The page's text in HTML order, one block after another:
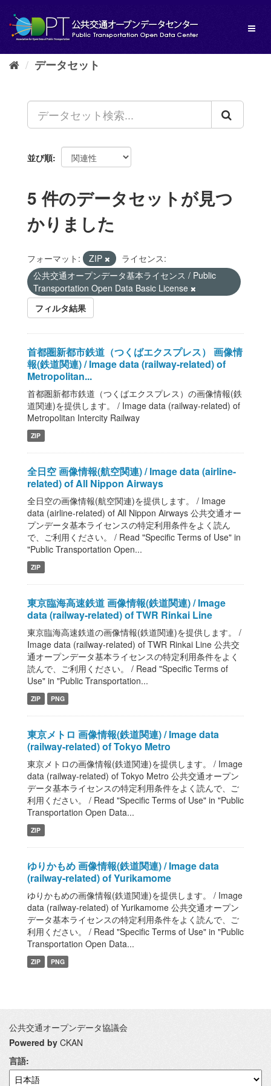
し
データセット
並び順
5 件のデータセットが見つ
かりました
フォーマット: ZIP
ライセンス:
公共交通オープンデータ基本ライセンス / Public
Transportation Open Data Basic License
フィルタ結果
首都圏新都市鉄道（つくばエクスプレス） 画像情
報(鉄道関連) / Image data (railway-related) of
Metropolitan...
首都圏新都市鉄道（つくばエクスプレス）の画像情報(鉄
道関連)を提供します。 / Image data (railway-related) of
Metropolitan Intercity Railway
ZIP
全日空 画像情報(航空関連) / Image data (airline-
related) of All Nippon Airways
全日空の画像情報(航空関連)を提供します。 / Image
data (airline-related) of All Nippon Airways 公共交通オー
プンデータ基本ライセンスの特定利用条件をよく読ん
で、ご利用ください。 / Read "Specific Terms of Use" in
"Public Transportation Open...
ZIP
東京臨海高速鉄道 画像情報(鉄道関連) / Image
data (railway-related) of TWR Rinkai Line
東京臨海高速鉄道の画像情報(鉄道関連)を提供します。 /
Image data (railway-related) of TWR Rinkai Line 公共交
通オープンデータ基本ライセンスの特定利用条件をよく
読んで、ご利用ください。 / Read "Specific Terms of
Use" in "Public Transportation...
ZIP PNG
東京メトロ 画像情報(鉄道関連) / Image data
(railway-related) of Tokyo Metro
東京メトロの画像情報(鉄道関連)を提供します。 / Image
data (railway-related) of Tokyo Metro 公共交通オープン
データ基本ライセンスの特定利用条件をよく読んで、ご
利用ください。 / Read "Specific Terms of Use" in "Public
Transportation Open Data...
ZIP
ゆりかもめ 画像情報(鉄道関連) / Image data
(railway-related) of Yurikamome
ゆりかもめの画像情報(鉄道関連)を提供します。 / Image
data (railway-related) of Yurikamome 公共交通オープン
データ基本ライセンスの特定利用条件をよく読んで、ご
利用ください。 / Read "Specific Terms of Use" in "Public
Transportation Open Data...
ZIP PNG
公共交通オープンデータ協議会
Powered by CKAN
言語